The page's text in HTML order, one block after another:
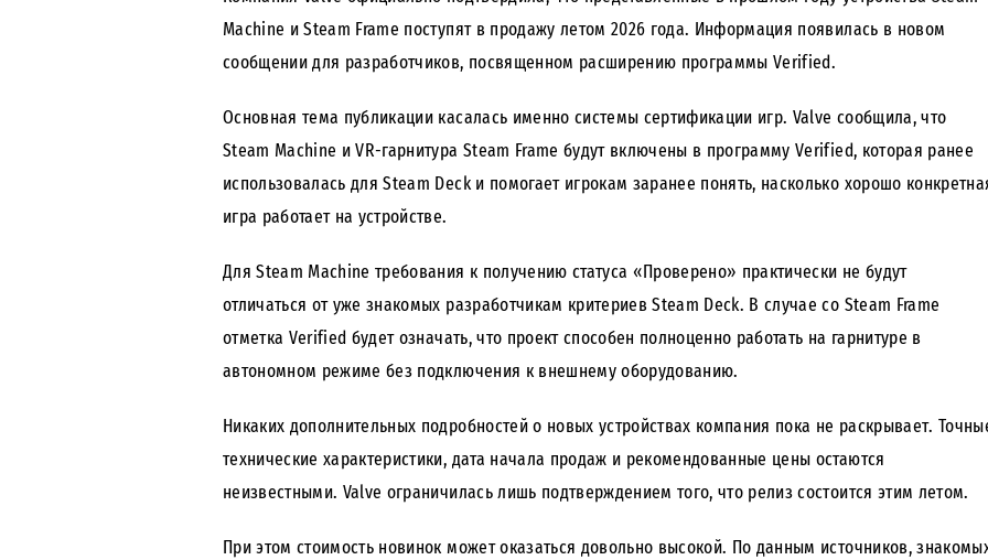
Machine и Steam Frame поступят в продажу летом 2026 года. Информация появилась в новом
сообщении для разработчиков, посвященном расширению программы Verified.
Основная тема публикации касалась именно системы сертификации игр. Valve сообщила, что
Steam Machine и VR-гарнитура Steam Frame будут включены в программу Verified, которая ранее
использовалась для Steam Deck и помогает игрокам заранее понять, насколько хорошо
игра работает на устройстве.
Для Steam Machine требования к получению статуса «Проверено» практически не будут
отличаться от уже знакомых разработчикам критериев Steam Deck. В случае со Steam Frame
отметка Verified будет означать, что проект способен полноценно работать на гарнитуре в
автономном режиме без подключения к внешнему оборудованию.
Никаких дополнительных подробностей о новых устройствах компания пока не раскрывает.
технические характеристики, дата начала продаж и рекомендованные цены остаются
неизвестными. Valve ограничилась лишь подтверждением того, что релиз состоится этим летом.
При этом стоимость новинок может оказаться довольно высокой. По данным источников,